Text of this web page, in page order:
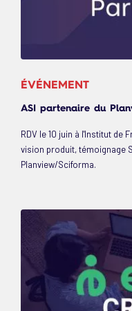
ÉVÉNEMENT
ASI partenaire du
RDV le 10 juin à l'Institut de
vision produit, témoignage
Planview/Sciforma.